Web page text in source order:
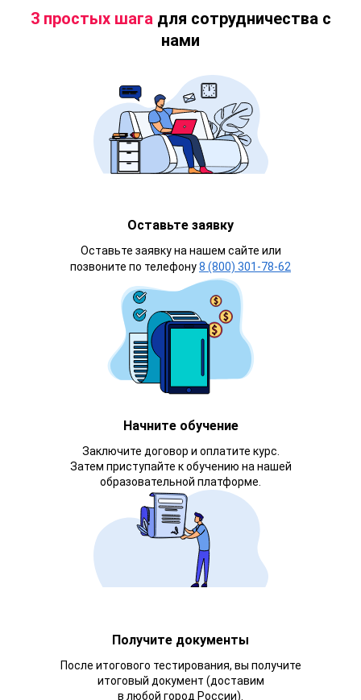
3 простых шагадля сотрудничества с
нами
Оставьте заявку
Оставьте заявку на нашем сайте или
позвоните по телефону8 (800) 301-78-62
Начните обучение
Заключите договор и оплатите курс.
Затем приступайте к обучению на нашей
образовательной платформе.
Получите документы
После итогового тестирования, вы получите
итоговый документ (доставим
в любой город России).